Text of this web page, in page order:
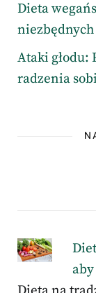
Dieta
niezbędnych
Ataki głodu:
radzenia